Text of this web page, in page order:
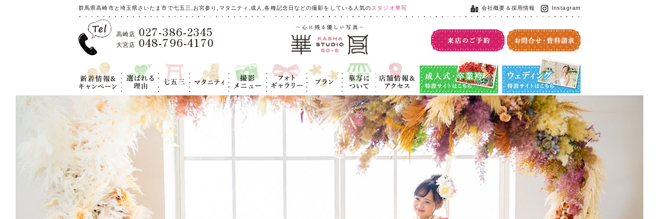
群馬県高崎市と埼玉県さいたま市で七五三,お宮参り,マタニティ,成人,各種記念日などの撮影をしている人気のスタジオ華写
高崎店 027-386-2345
大宮店 048-796-4170
会社概要＆採用情報 Instagram
新着情報＆キ
ャンペーン
選ばれる理
由
七五三 マタニティ
撮影メニュ
ー
フォトギャラ
リー
プラン
華写につい
て
店舗情報＆ア
クセス
成人式・卒業袴特設サイト ウエディング特設サイト